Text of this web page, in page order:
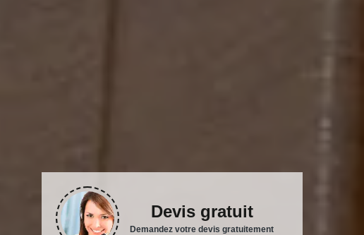
Devis gratuit
Demandez votre devis gratuitement